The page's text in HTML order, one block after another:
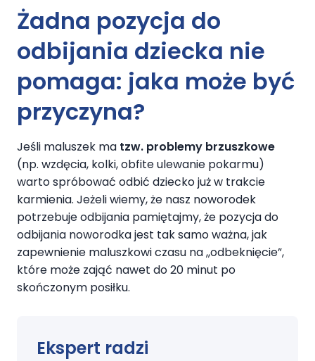
Żadna pozycja do
odbijania dziecka nie
pomaga: jaka może być
przyczyna?
Jeśli maluszek ma tzw. problemy brzuszkowe
(np. wzdęcia, kolki, obfite ulewanie pokarmu)
warto spróbować odbić dziecko już w trakcie
karmienia. Jeżeli wiemy, że nasz noworodek
potrzebuje odbijania pamiętajmy, że pozycja do
odbijania noworodka jest tak samo ważna, jak
zapewnienie maluszkowi czasu na ,,odbeknięcie”,
które może zająć nawet do 20 minut po
skończonym posiłku.
Ekspert radzi